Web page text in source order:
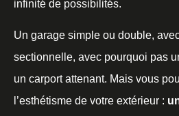
infinité de possibilités.
Un garage simple ou double,
sectionnelle, avec pourquoi pas
un carport attenant. Mais vous
l’esthétisme de votre extérieur :